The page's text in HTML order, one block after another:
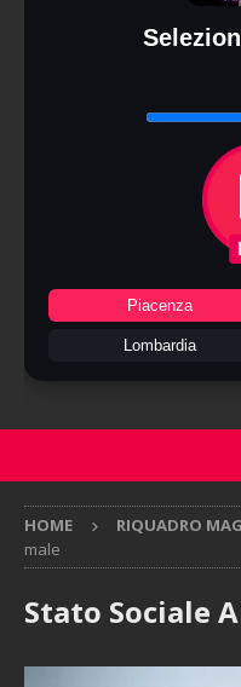
Piacenza
Lombardia
HOME RIQUADRO
male
Stato Sociale